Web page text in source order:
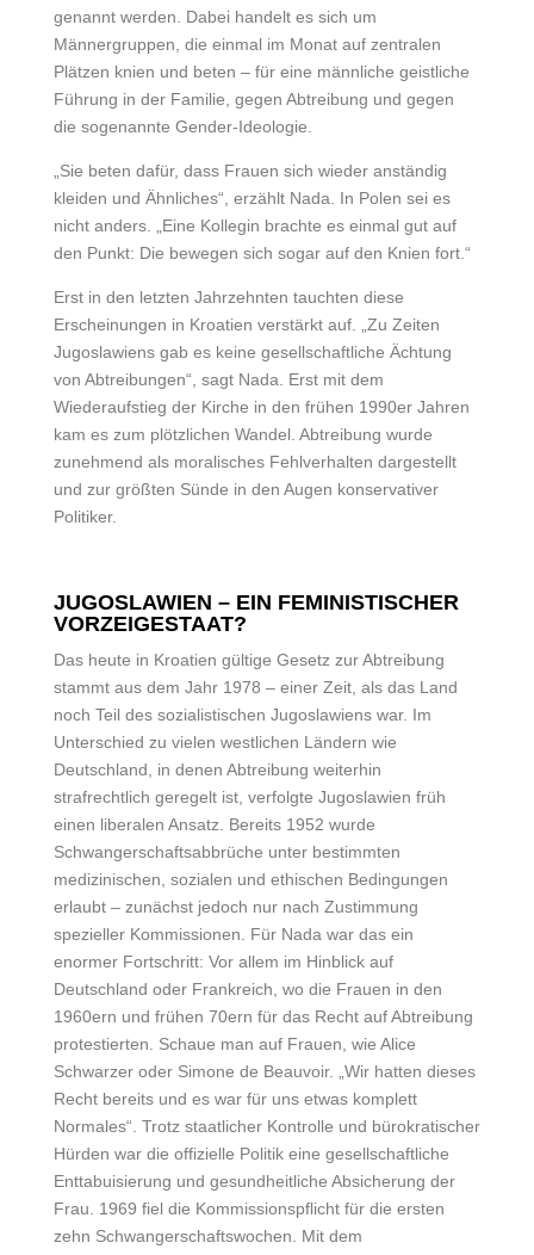
genannt werden. Dabei handelt es sich um
Männergruppen, die einmal im Monat auf zentralen
Plätzen knien und beten – für eine männliche geistliche
Führung in der Familie, gegen Abtreibung und gegen
die sogenannte Gender-Ideologie.
„Sie beten dafür, dass Frauen sich wieder anständig
kleiden und Ähnliches“, erzählt Nada. In Polen sei es
nicht anders. „Eine Kollegin brachte es einmal gut auf
den Punkt: Die bewegen sich sogar auf den Knien fort.“
Erst in den letzten Jahrzehnten tauchten diese
Erscheinungen in Kroatien verstärkt auf. „Zu Zeiten
Jugoslawiens gab es keine gesellschaftliche Ächtung
von Abtreibungen“, sagt Nada. Erst mit dem
Wiederaufstieg der Kirche in den frühen 1990er Jahren
kam es zum plötzlichen Wandel. Abtreibung wurde
zunehmend als moralisches Fehlverhalten dargestellt
und zur größten Sünde in den Augen konservativer
Politiker.
JUGOSLAWIEN – EIN FEMINISTISCHER
VORZEIGESTAAT?
Das heute in Kroatien gültige Gesetz zur Abtreibung
stammt aus dem Jahr 1978 – einer Zeit, als das Land
noch Teil des sozialistischen Jugoslawiens war. Im
Unterschied zu vielen westlichen Ländern wie
Deutschland, in denen Abtreibung weiterhin
strafrechtlich geregelt ist, verfolgte Jugoslawien früh
einen liberalen Ansatz. Bereits 1952 wurde
Schwangerschaftsabbrüche unter bestimmten
medizinischen, sozialen und ethischen Bedingungen
erlaubt – zunächst jedoch nur nach Zustimmung
spezieller Kommissionen. Für Nada war das ein
enormer Fortschritt: Vor allem im Hinblick auf
Deutschland oder Frankreich, wo die Frauen in den
1960ern und frühen 70ern für das Recht auf Abtreibung
protestierten. Schaue man auf Frauen, wie Alice
Schwarzer oder Simone de Beauvoir. „Wir hatten dieses
Recht bereits und es war für uns etwas komplett
Normales“. Trotz staatlicher Kontrolle und bürokratischer
Hürden war die offizielle Politik eine gesellschaftliche
Enttabuisierung und gesundheitliche Absicherung der
Frau. 1969 fiel die Kommissionspflicht für die ersten
zehn Schwangerschaftswochen. Mit dem